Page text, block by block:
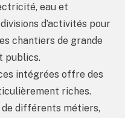
eau et
d’activités pour
chantiers de grande
publics.
intégrées offre des
riches.
de différents métiers,